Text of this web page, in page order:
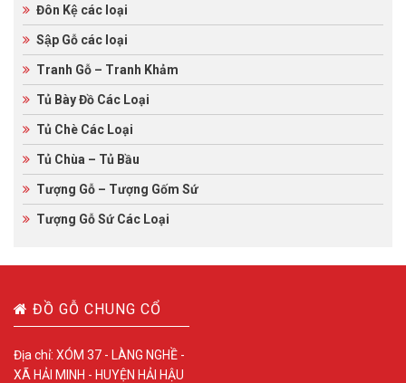
Đôn Kệ các loại
Sập Gỗ các loại
Tranh Gỗ – Tranh Khảm
Tủ Bày Đồ Các Loại
Tủ Chè Các Loại
Tủ Chùa – Tủ Bầu
Tượng Gỗ – Tượng Gốm Sứ
Tượng Gỗ Sứ Các Loại
ĐỒ GỖ CHUNG CỔ
Địa chỉ: XÓM 37 - LÀNG NGHỀ -
XÃ HẢI MINH - HUYỆN HẢI HẬU